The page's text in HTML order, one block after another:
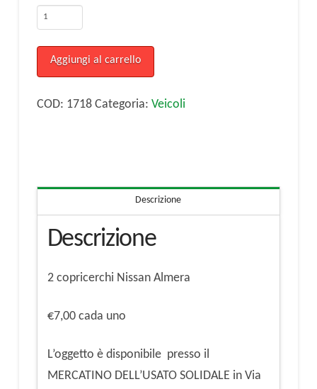
Nissan
Almera
€7,00
Aggiungi al carrello
COD: 1718 Categoria: Veicoli
Descrizione
Descrizione
2 copricerchi Nissan Almera
€7,00 cada uno
L’oggetto è disponibile presso il
MERCATINO DELL’USATO SOLIDALE in Via